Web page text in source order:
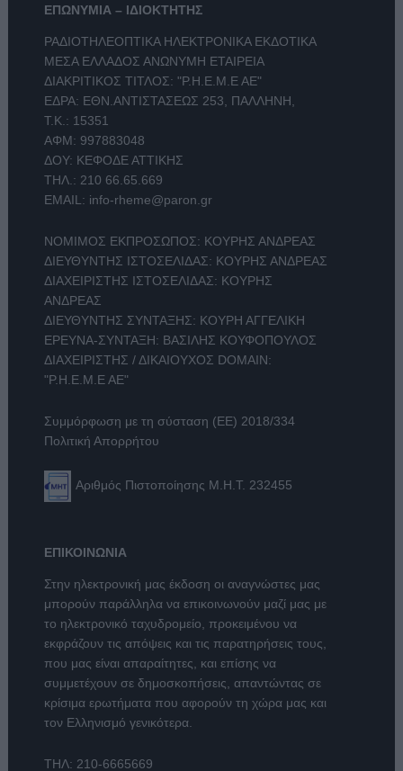
ΕΠΩΝΥΜΙΑ – ΙΔΙΟΚΤΗΤΗΣ
ΡΑΔΙΟΤΗΛΕΟΠΤΙΚΑ ΗΛΕΚΤΡΟΝΙΚΑ ΕΚΔΟΤΙΚΑ
ΜΕΣΑ ΕΛΛΑΔΟΣ ΑΝΩΝΥΜΗ ΕΤΑΙΡΕΙΑ
ΔΙΑΚΡΙΤΙΚΟΣ ΤΙΤΛΟΣ: "Ρ.Η.Ε.Μ.Ε ΑΕ"
ΕΔΡΑ: ΕΘΝ.ΑΝΤΙΣΤΑΣΕΩΣ 253, ΠΑΛΛΗΝΗ,
Τ.Κ.: 15351
ΑΦΜ: 997883048
ΔΟΥ: ΚΕΦΟΔΕ ΑΤΤΙΚΗΣ
ΤΗΛ.: 210 66.65.669
EMAIL: info-rheme@paron.gr
ΝΟΜΙΜΟΣ ΕΚΠΡΟΣΩΠΟΣ: ΚΟΥΡΗΣ ΑΝΔΡΕΑΣ
ΔΙΕΥΘΥΝΤΗΣ ΙΣΤΟΣΕΛΙΔΑΣ: ΚΟΥΡΗΣ ΑΝΔΡΕΑΣ
ΔΙΑΧΕΙΡΙΣΤΗΣ ΙΣΤΟΣΕΛΙΔΑΣ: ΚΟΥΡΗΣ
ΑΝΔΡΕΑΣ
ΔΙΕΥΘΥΝΤΗΣ ΣΥΝΤΑΞΗΣ: ΚΟΥΡΗ ΑΓΓΕΛΙΚΗ
ΕΡΕΥΝΑ-ΣΥΝΤΑΞΗ: ΒΑΣΙΛΗΣ ΚΟΥΦΟΠΟΥΛΟΣ
ΔΙΑΧΕΙΡΙΣΤΗΣ / ΔΙΚΑΙΟΥΧΟΣ DOMAIN:
"Ρ.Η.Ε.Μ.Ε ΑΕ"
Συμμόρφωση με τη σύσταση (ΕΕ) 2018/334
Πολιτική Απορρήτου
Αριθμός Πιστοποίησης Μ.Η.Τ. 232455
ΕΠΙΚΟΙΝΩΝΙΑ
Στην ηλεκτρονική μας έκδοση οι αναγνώστες μας
μπορούν παράλληλα να επικοινωνούν μαζί μας με
το ηλεκτρονικό ταχυδρομείο, προκειμένου να
εκφράζουν τις απόψεις και τις παρατηρήσεις τους,
που μας είναι απαραίτητες, και επίσης να
συμμετέχουν σε δημοσκοπήσεις, απαντώντας σε
κρίσιμα ερωτήματα που αφορούν τη χώρα μας και
τον Ελληνισμό γενικότερα.
ΤΗΛ: 210-6665669